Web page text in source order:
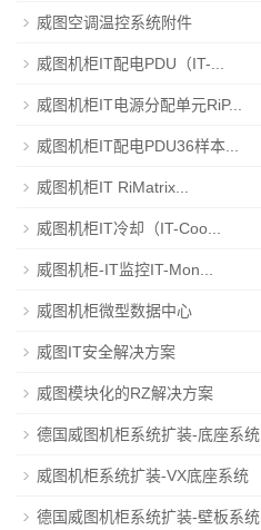
威图空调温控系统附件
威图机柜IT配电PDU（IT-...
威图机柜IT电源分配单元RiP...
威图机柜IT配电PDU36样本...
威图机柜IT RiMatrix...
威图机柜IT冷却（IT-Coo...
威图机柜-IT监控IT-Mon...
威图机柜微型数据中心
威图IT安全解决方案
威图模块化的RZ解决方案
德国威图机柜系统扩装-底座系统
威图机柜系统扩装-VX底座系统
德国威图机柜系统扩装-壁板系统